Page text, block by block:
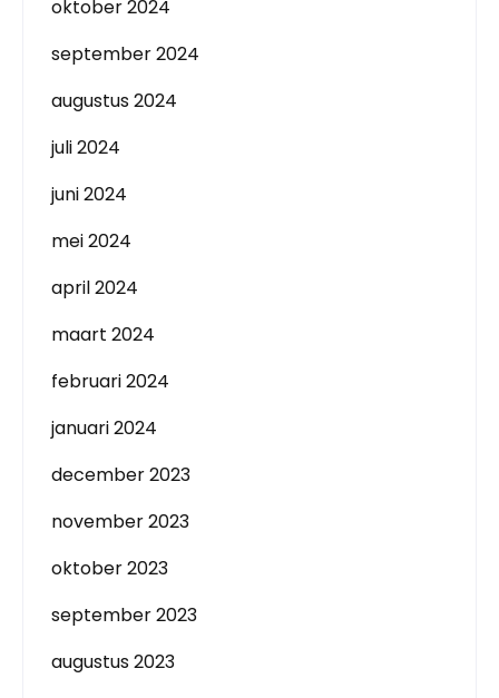
oktober 2024
september 2024
augustus 2024
juli 2024
juni 2024
mei 2024
april 2024
maart 2024
februari 2024
januari 2024
december 2023
november 2023
oktober 2023
september 2023
augustus 2023